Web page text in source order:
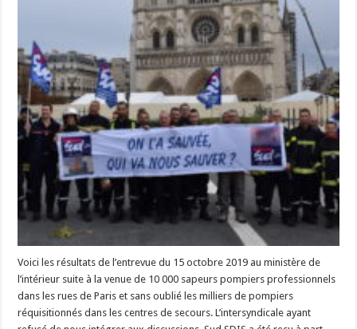
Voici les résultats de l’entrevue du 15 octobre 2019 au ministère de
l’intérieur suite à la venue de 10 000 sapeurs pompiers professionnels
dans les rues de Paris et sans oublié les milliers de pompiers
réquisitionnés dans les centres de secours. L’intersyndicale ayant